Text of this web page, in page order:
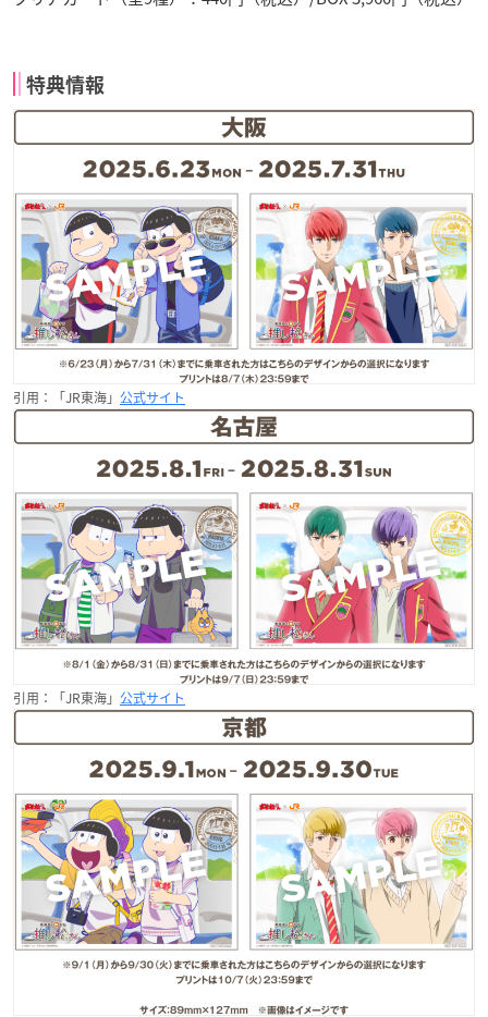
特典情報
引用：「JR東海」 公式サイト
引用：「JR東海」 公式サイト